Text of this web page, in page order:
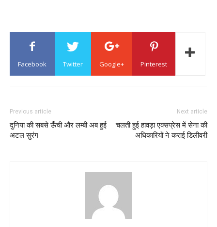
Facebook Twitter Google+ Pinterest
Previous article
दुनिया की सबसे ऊँची और लम्बी अब हुई
अटल सुरंग
Next article
चलती हुई हावड़ा एक्सप्रेस में सेना की
अधिकारियों ने कराई डिलीवरी